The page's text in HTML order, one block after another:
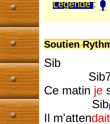
Légende:
Soutien
Sib
Ce matin je
Sib
Il m'attendait